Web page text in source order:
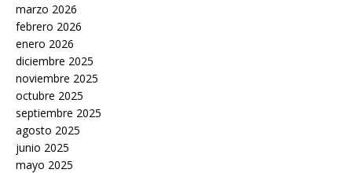
marzo 2026
febrero 2026
enero 2026
diciembre 2025
noviembre 2025
octubre 2025
septiembre 2025
agosto 2025
junio 2025
mayo 2025